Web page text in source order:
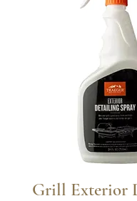
Grill Exterior